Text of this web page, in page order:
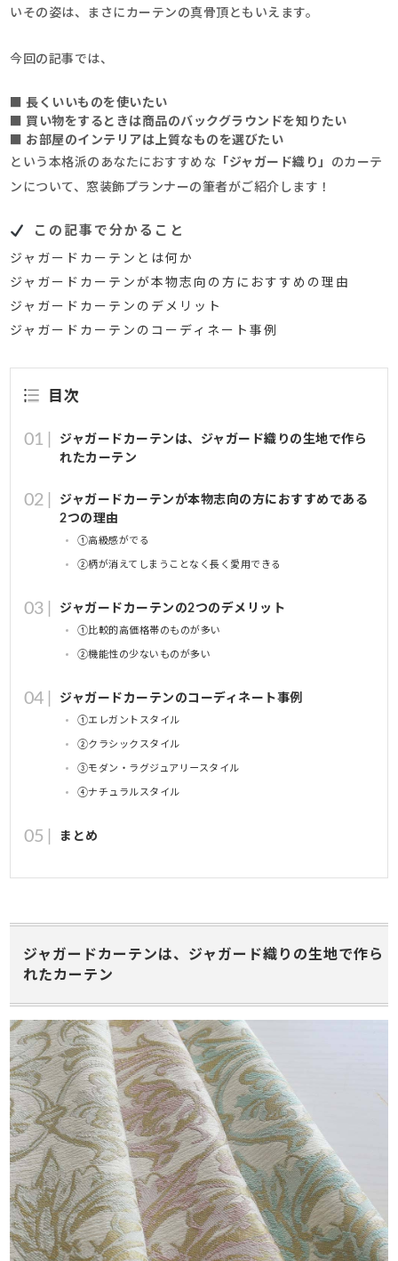
いその姿は、まさにカーテンの真骨頂ともいえます。
今回の記事では、
■ 長くいいものを使いたい
■ 買い物をするときは商品のバックグラウンドを知りたい
■ お部屋のインテリアは上質なものを選びたい
という本格派のあなたにおすすめな 「ジャガード織り」 のカーテ
ンについて、窓装飾プランナーの筆者がご紹介します！
この記事で分かること
ジャガードカーテンとは何か
ジャガードカーテンが本物志向の方におすすめの理由
ジャガードカーテンのデメリット
ジャガードカーテンのコーディネート事例
目次
ジャガードカーテンは、ジャガード織りの生地で作ら
れたカーテン
ジャガードカーテンが本物志向の方におすすめである
2つの理由
①高級感がでる
②柄が消えてしまうことなく長く愛用できる
ジャガードカーテンの2つのデメリット
①比較的高価格帯のものが多い
②機能性の少ないものが多い
ジャガードカーテンのコーディネート事例
①エレガントスタイル
②クラシックスタイル
③モダン・ラグジュアリースタイル
④ナチュラルスタイル
まとめ
ジャガードカーテンは、ジャガード織りの生地で作ら
れたカーテン